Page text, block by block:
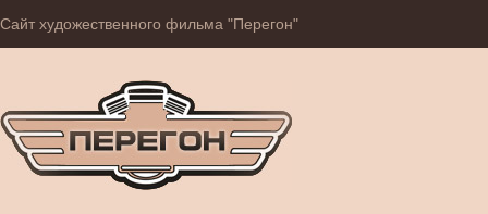
Сайт художественного фильма "Перегон"